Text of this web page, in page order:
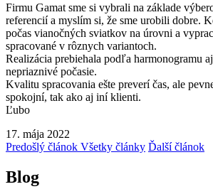
Firmu Gamat sme si vybrali na základe
referencií a myslím si, že sme urobili dobre.
počas vianočných sviatkov na úrovni a
spracované v rôznych variantoch.
Realizácia prebiehala podľa harmonogramu
nepriaznivé počasie.
Kvalitu spracovania ešte preverí čas, ale
spokojní, tak ako aj iní klienti.
Ľubo
17. mája 2022
Predošlý článok Všetky články Ďalší článok
Blog